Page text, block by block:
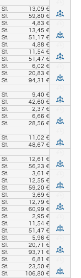
St.
13,09 €
St.
59,80 €
St.
4,83 €
St.
13,45 €
St.
51,17 €
St.
4,88 €
St.
11,54 €
St.
51,47 €
St.
6,02 €
St.
20,83 €
St.
94,31 €
St.
9,40 €
St.
42,60 €
St.
2,37 €
St.
6,66 €
St.
28,56 €
St.
11,02 €
St.
48,67 €
St.
12,61 €
St.
56,23 €
St.
3,61 €
St.
12,55 €
St.
59,20 €
St.
3,69 €
St.
12,79 €
St.
60,99 €
St.
2,95 €
St.
11,54 €
St.
51,47 €
St.
5,96 €
St.
20,71 €
St.
93,71 €
St.
6,81 €
St.
23,50 €
St.
106,80 €